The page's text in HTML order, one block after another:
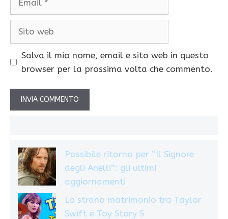
Salva il mio nome, email e sito web in questo
browser per la prossima volta che commento.
Possibile ritorno per “Il Signore
degli Anelli”: gli ultimi
aggiornamenti
Lo strano matrimonio tra Taylor
Swift e Toy Story 5